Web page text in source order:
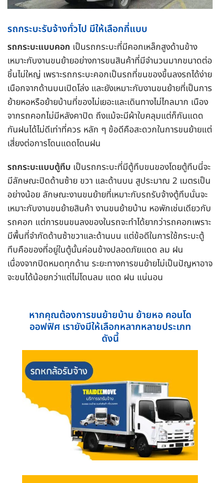
รถกระบะรับจ้างทั่วไป มีให้เลือกกี่แบบ
รถกระบะแบบคอก เป็นรถกระบะที่มีคอกเหล็กสูงด้านข้าง
เหมาะกับงานขนย้ายอย่างการขนสินค้าที่มีจำนวนมากขนาดต่อ
ชิ้นไม่ใหญ่ เพราะรถกระบะคอกเป็นรถที่ขนของขึ้นลงรถได้ง่าย
เนือกจากด้านบนเปิดโล่ง และยังเหมาะกับงานขนย้ายที่เป็นการ
ย้ายหอหรือย้ายบ้านที่ของไม่เยอะและเดินทางไม่ไกลมาก เนือง
จากรถคอกไม่มีหลังคาปิด ถึงแม้จะมีผ้าใบคลุมแต่ก็กันแดด
กันฝนได้ไม่ดีเท่าที่ควร หลัก ๆ ข้อดีคือสะดวกในการขนย้ายแต่
เสี่ยงต่อการโดนแดดโดนฝน
รถกระบะแบบตู้ทึบ เป็นรถกระบะที่มีตู้ทึบขนของโดยตู้ทึบนี่จะ
มีลักษณะปิดด้านซ้าย ขวา และด้านบน สูประมาณ 2 เมตรเป็น
อย่างน้อย ลักษณะงานขนย้ายที่เหมาะกับรถรับจ้างตู้ทึบนั่นจะ
เหมาะกับงานขนย้ายสินค้า งานขนย้ายบ้าน หอพักเช่นเดียวกับ
รถคอก แต่การขนขนลงของในรถจะทำได้ยากว่ารถคอกเพราะ
มีพื้นที่จำกัดด้านซ้าขวาและด้านบน แต่ข้อดีในการใช้กระบะตู้
ทึบคือของที่อยู่ในตู้นั้นค่อนข้างปลอดภัยแดด ลม ฝน
เนื่องจากปิดหมดทุกด้าน ระยะทางการขนย้ายไม่เป็นปัญหาอาจ
จะขนได้น้อยกว่าแต่ไม่โดนลม แดด ฝน แน่นอน
หากคุณต้องการขนย้ายบ้าน ย้ายหอ คอนโด
ออฟฟิศ เรายังมีให้เลือกหลากหลายประเภท
ดังนี้